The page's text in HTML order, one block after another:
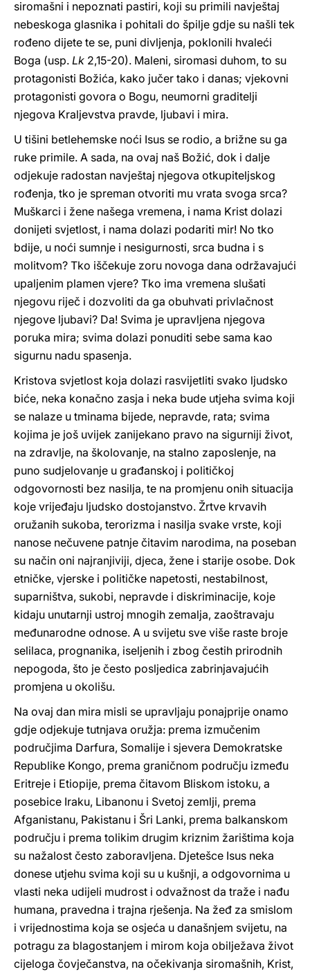
siromašni i nepoznati pastiri, koji su primili navještaj
nebeskoga glasnika i pohitali do špilje gdje su našli tek
rođeno dijete te se, puni divljenja, poklonili hvaleći
Boga (usp. Lk 2,15-20). Maleni, siromasi duhom, to su
protagonisti Božića, kako jučer tako i danas; vjekovni
protagonisti govora o Bogu, neumorni graditelji
njegova Kraljevstva pravde, ljubavi i mira.
U tišini betlehemske noći Isus se rodio, a brižne su ga
ruke primile. A sada, na ovaj naš Božić, dok i dalje
odjekuje radostan navještaj njegova otkupiteljskog
rođenja, tko je spreman otvoriti mu vrata svoga srca?
Muškarci i žene našega vremena, i nama Krist dolazi
donijeti svjetlost, i nama dolazi podariti mir! No tko
bdije, u noći sumnje i nesigurnosti, srca budna i s
molitvom? Tko iščekuje zoru novoga dana održavajući
upaljenim plamen vjere? Tko ima vremena slušati
njegovu riječ i dozvoliti da ga obuhvati privlačnost
njegove ljubavi? Da! Svima je upravljena njegova
poruka mira; svima dolazi ponuditi sebe sama kao
sigurnu nadu spasenja.
Kristova svjetlost koja dolazi rasvijetliti svako ljudsko
biće, neka konačno zasja i neka bude utjeha svima koji
se nalaze u tminama bijede, nepravde, rata; svima
kojima je još uvijek zanijekano pravo na sigurniji život,
na zdravlje, na školovanje, na stalno zaposlenje, na
puno sudjelovanje u građanskoj i političkoj
odgovornosti bez nasilja, te na promjenu onih situacija
koje vrijeđaju ljudsko dostojanstvo. Žrtve krvavih
oružanih sukoba, terorizma i nasilja svake vrste, koji
nanose nečuvene patnje čitavim narodima, na poseban
su način oni najranjiviji, djeca, žene i starije osobe. Dok
etničke, vjerske i političke napetosti, nestabilnost,
suparništva, sukobi, nepravde i diskriminacije, koje
kidaju unutarnji ustroj mnogih zemalja, zaoštravaju
međunarodne odnose. A u svijetu sve više raste broje
selilaca, prognanika, iseljenih i zbog čestih prirodnih
nepogoda, što je često posljedica zabrinjavajućih
promjena u okolišu.
Na ovaj dan mira misli se upravljaju ponajprije onamo
gdje odjekuje tutnjava oružja: prema izmučenim
područjima Darfura, Somalije i sjevera Demokratske
Republike Kongo, prema graničnom području između
Eritreje i Etiopije, prema čitavom Bliskom istoku, a
posebice Iraku, Libanonu i Svetoj zemlji, prema
Afganistanu, Pakistanu i Šri Lanki, prema balkanskom
području i prema tolikim drugim kriznim žarištima koja
su nažalost često zaboravljena. Djetešce Isus neka
donese utjehu svima koji su u kušnji, a odgovornima u
vlasti neka udijeli mudrost i odvažnost da traže i nađu
humana, pravedna i trajna rješenja. Na žeđ za smislom
i vrijednostima koja se osjeća u današnjem svijetu, na
potragu za blagostanjem i mirom koja obilježava život
cijeloga čovječanstva, na očekivanja siromašnih, Krist,